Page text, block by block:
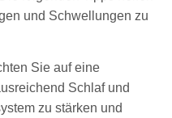
und Schwellungen zu
Sie auf eine
Schlaf und
zu stärken und